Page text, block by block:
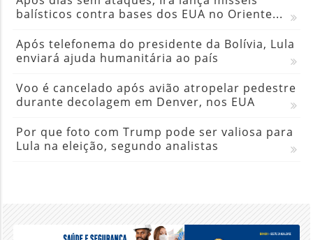
balísticos contra bases dos EUA no Oriente...
Após telefonema do presidente da Bolívia, Lula
enviará ajuda humanitária ao país
Voo é cancelado após avião atropelar pedestre
durante decolagem em Denver, nos EUA
Por que foto com Trump pode ser valiosa para
Lula na eleição, segundo analistas